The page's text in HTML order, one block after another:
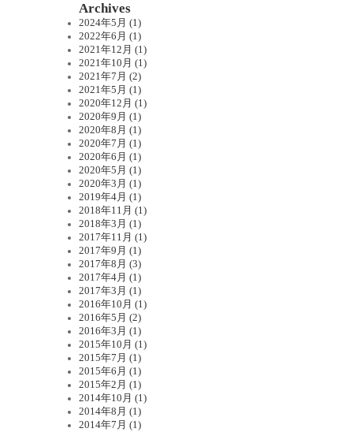
Archives
2024年5月 (1)
2022年6月 (1)
2021年12月 (1)
2021年10月 (1)
2021年7月 (2)
2021年5月 (1)
2020年12月 (1)
2020年9月 (1)
2020年8月 (1)
2020年7月 (1)
2020年6月 (1)
2020年5月 (1)
2020年3月 (1)
2019年4月 (1)
2018年11月 (1)
2018年3月 (1)
2017年11月 (1)
2017年9月 (1)
2017年8月 (3)
2017年4月 (1)
2017年3月 (1)
2016年10月 (1)
2016年5月 (2)
2016年3月 (1)
2015年10月 (1)
2015年7月 (1)
2015年6月 (1)
2015年2月 (1)
2014年10月 (1)
2014年8月 (1)
2014年7月 (1)